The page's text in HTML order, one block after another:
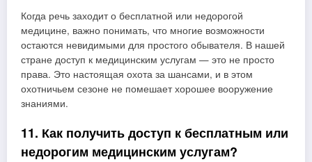
Когда речь заходит о бесплатной или недорогой
медицине, важно понимать, что многие возможности
остаются невидимыми для простого обывателя. В нашей
стране доступ к медицинским услугам — это не просто
права. Это настоящая охота за шансами, и в этом
охотничьем сезоне не помешает хорошее вооружение
знаниями.
11. Как получить доступ к бесплатным или
недорогим медицинским услугам?